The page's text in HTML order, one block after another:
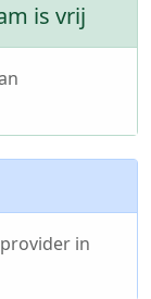
is vrij
in